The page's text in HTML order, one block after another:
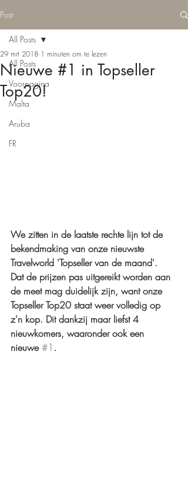
Post
All Posts
Voorpagina
Malta
Aruba
FR
All Posts
Nieuwe #1 in Topseller
Top20!
29 mrt 2018 1 minuten om te lezen
We zitten in de laatste rechte lijn tot de
bekendmaking van onze nieuwste
Travelworld 'Topseller van de maand'.
Dat de prijzen pas uitgereikt worden aan
de meet mag duidelijk zijn, want onze
Topseller Top20 staat weer volledig op
z'n kop. Dit dankzij maar liefst 4
nieuwkomers, waaronder ook een
nieuwe #1 .